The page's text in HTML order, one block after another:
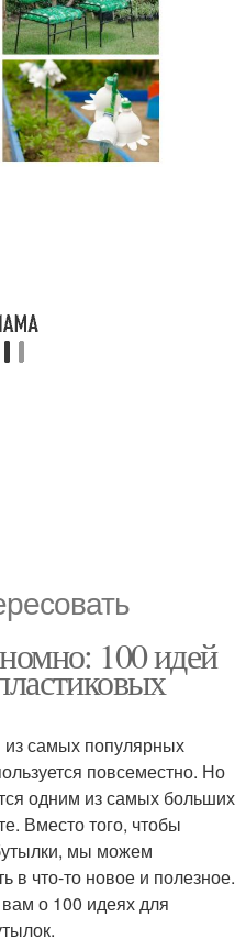
100 идей
из самых популярных
повсеместно. Но
одним из самых больших
Вместо того, чтобы
мы можем
в что-то новое и полезное.
о 100 идеях для